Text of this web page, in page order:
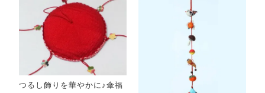
つるし飾りを華やかに♪傘福